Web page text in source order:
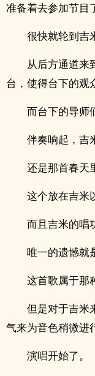
准备着去参加节目
很快就轮到吉
从后方通道来
台，使得台下的观
而台下的导师
伴奏响起，吉
还是那首春天
这个放在吉米
而且吉米的唱
唯一的遗憾就
这首歌属于那
但是对于吉米
气来为音色稍微进
演唱开始了。